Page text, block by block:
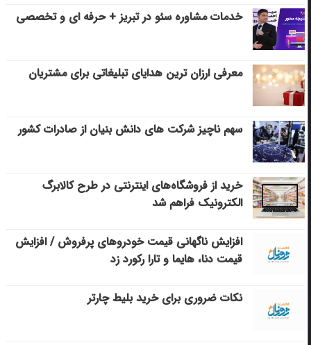
خدمات مشاوره سئو در تبریز + حرفه ای و تخصصی
معرفی ارزان ترین هدایای تبلیغاتی برای مشتریان
سهم ناچیز شرکت های دانش بنیان از صادرات کشور
خرید از فروشگاه‌های اینترنتی در طرح کالابرگ
الکترونیک فراهم شد
افزایش ناگهانی قیمت خودروهای پرفروش / افزایش
قیمت دنا، هایما و تارا رکورد زد
نکات ضروری برای خرید بلیط چارتر